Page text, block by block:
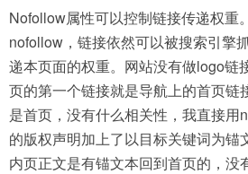
Nofollow属性可以控制链接传递权重
nofollow，链接依然可以被搜索引擎
递本页面的权重。网站没有做logo链
页的第一个链接就是导航上的首页链
是首页，没有什么相关性，我直接用
的版权声明加上了以目标关键词为锚
内页正文是有锚文本回到首页的，没